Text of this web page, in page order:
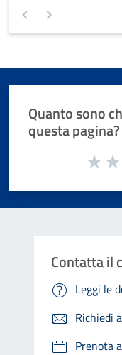
Quanto sono
questa pagina?
Valuta da 1 a 5 stelle
Contatta il
Leggi le
Richiedi
Prenota